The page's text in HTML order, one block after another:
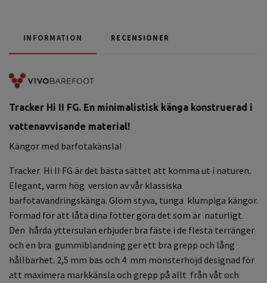
INFORMATION RECENSIONER
Tracker Hi II FG. En minimalistisk känga konstruerad i
vattenavvisande material!
Kängor med barfotakänsla!
Tracker Hi II FG är det bästa sättet att komma ut i naturen.
Elegant, varm hög version av vår klassiska
barfotavandringskänga. Glöm styva, tunga klumpiga kängor.
Formad för att låta dina fötter göra det som är naturligt.
Den hårda yttersulan erbjuder bra fäste i de flesta terränger
och en bra gummiblandning ger ett bra grepp och lång
hållbarhet. 2,5 mm bas och 4 mm mönsterhöjd designad för
att maximera markkänsla och grepp på allt från våt och